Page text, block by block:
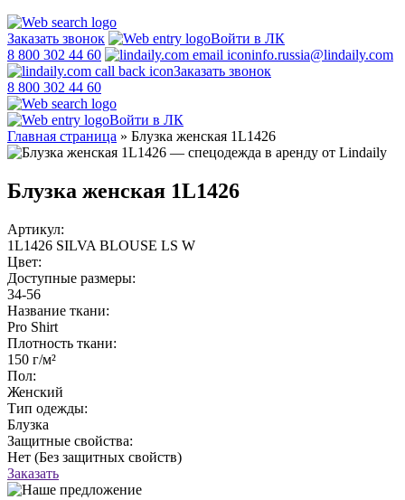
Заказать звонок
Войти в ЛК
8 800 302 44 60
info.russia@lindaily.com
Заказать звонок
8 800 302 44 60
Войти в ЛК
Главная страница » Блузка женская 1L1426
Блузка женская 1L1426
Артикул:
1L1426 SILVA BLOUSE LS W
Цвет:
Доступные размеры:
34-56
Название ткани:
Pro Shirt
Плотность ткани:
150 г/м²
Пол:
Женский
Тип одежды:
Блузка
Защитные свойства:
Нет (Без защитных свойств)
Заказать